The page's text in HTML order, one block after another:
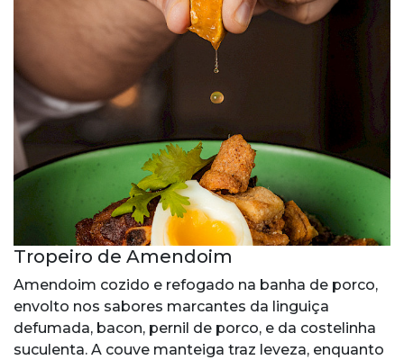
Tropeiro de Amendoim
Amendoim cozido e refogado na banha de porco,
envolto nos sabores marcantes da linguiça
defumada, bacon, pernil de porco, e da costelinha
suculenta. A couve manteiga traz leveza, enquanto